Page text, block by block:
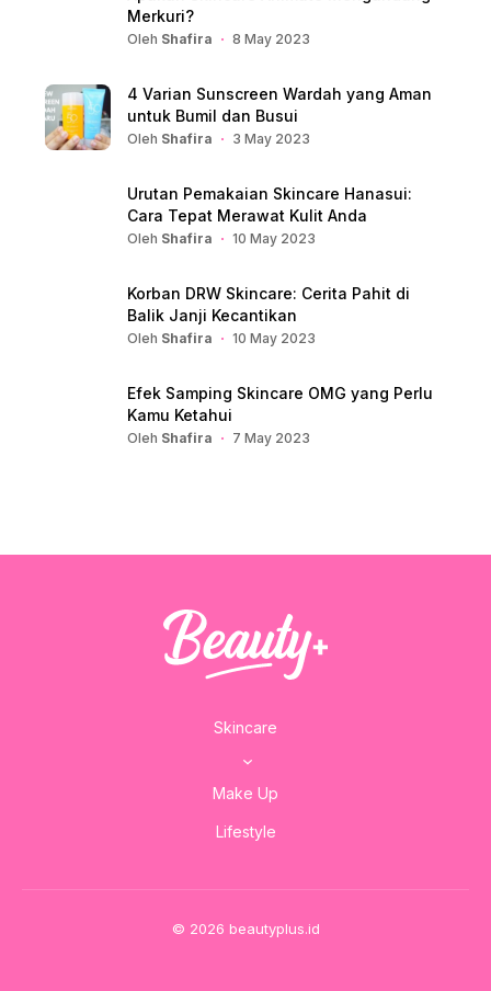
Merkuri?
Oleh Shafira 8 May 2023
4 Varian Sunscreen Wardah yang Aman
untuk Bumil dan Busui
Oleh Shafira 3 May 2023
Urutan Pemakaian Skincare Hanasui:
Cara Tepat Merawat Kulit Anda
Oleh Shafira 10 May 2023
Korban DRW Skincare: Cerita Pahit di
Balik Janji Kecantikan
Oleh Shafira 10 May 2023
Efek Samping Skincare OMG yang Perlu
Kamu Ketahui
Oleh Shafira 7 May 2023
Skincare
Make Up
Lifestyle
© 2026 beautyplus.id